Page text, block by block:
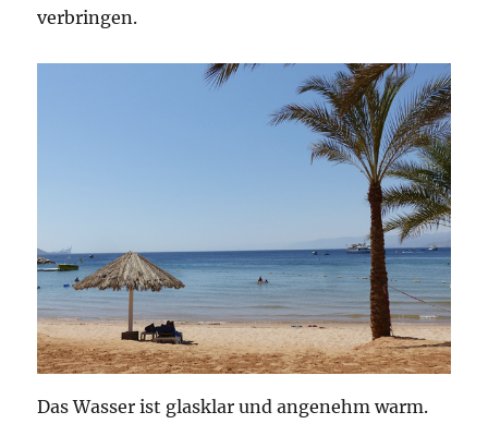
verbringen.
Das Wasser ist glasklar und angenehm warm.